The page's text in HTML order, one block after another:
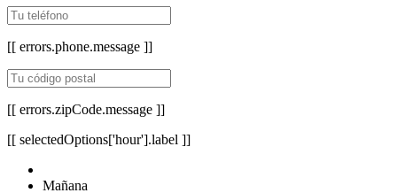
[[ errors.phone.message ]]
[[ errors.zipCode.message ]]
[[ selectedOptions['hour'].label ]]
Mañana